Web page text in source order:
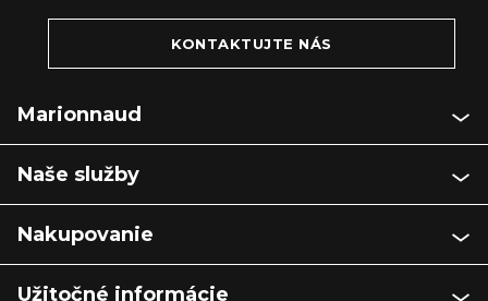
KONTAKTUJTE NÁS
Marionnaud
Naše služby
Nakupovanie
Užitočné informácie